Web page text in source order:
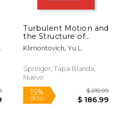
Turbulent Motion and
the Structure of
Chaos: A New
Approach to the
Open Systems (en
Inglés)
Klimontovich, Yu L.
Springer, Tapa Blanda,
Nuevo